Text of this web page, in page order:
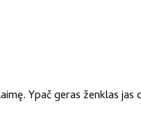
Ypač geras ženklas